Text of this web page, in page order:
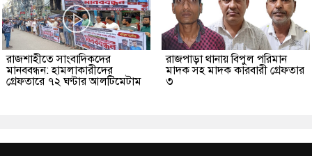
রাজশাহীতে সাংবাদিকদের
মানববন্ধন: হামলাকারীদের
গ্রেফতারে ৭২ ঘণ্টার আলটিমেটাম
রাজপাড়া থানায় বিপুল পরিমান
মাদক সহ মাদক কারবারী গ্রেফতার
৩